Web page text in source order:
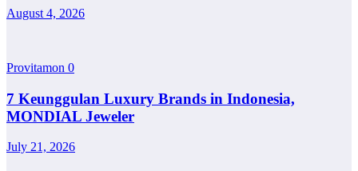
August 4, 2026
Provitamon 0
7 Keunggulan Luxury Brands in Indonesia,
MONDIAL Jeweler
July 21, 2026